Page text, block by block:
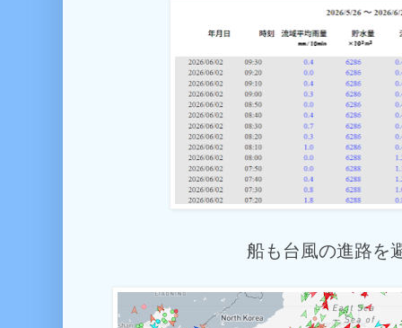
船も台風の進路を